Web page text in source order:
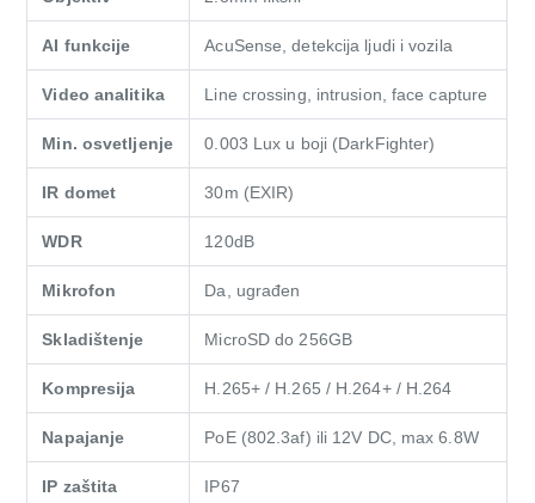
AI funkcije AcuSense, detekcija ljudi i vozila
Video analitika Line crossing, intrusion, face capture
Min. osvetljenje 0.003 Lux u boji (DarkFighter)
IR domet 30m (EXIR)
WDR 120dB
Mikrofon Da, ugrađen
Skladištenje MicroSD do 256GB
Kompresija H.265+ / H.265 / H.264+ / H.264
Napajanje PoE (802.3af) ili 12V DC, max 6.8W
IP zaštita IP67